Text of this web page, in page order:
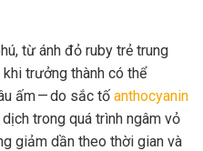
từ ánh đỏ ruby trẻ trung
trưởng thành có thể
ấm — do sắc tố anthocyanin
trong quá trình ngâm vỏ
giảm dần theo thời gian và